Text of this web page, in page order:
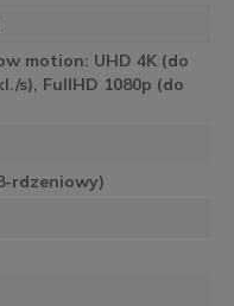
motion: UHD 4K (do
s), FullHD 1080p (do
rdzeniowy)